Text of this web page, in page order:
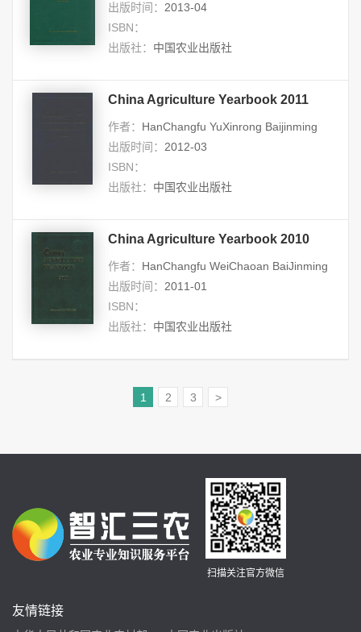
出版时间： 2013-04
ISBN：
出版社： 中国农业出版社
China Agriculture Yearbook 2011
作者： HanChangfu YuXinrong Baijinming
出版时间： 2012-03
ISBN：
出版社： 中国农业出版社
China Agriculture Yearbook 2010
作者： HanChangfu WeiChaoan BaiJinming
出版时间： 2011-01
ISBN：
出版社： 中国农业出版社
1 2 3 >
扫描关注官方微信
友情链接